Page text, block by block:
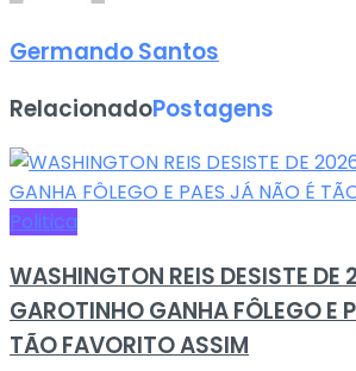
Germando Santos
RelacionadoPostagens
Politica
WASHINGTON REIS DESISTE DE
GAROTINHO GANHA FÔLEGO E
TÃO FAVORITO ASSIM